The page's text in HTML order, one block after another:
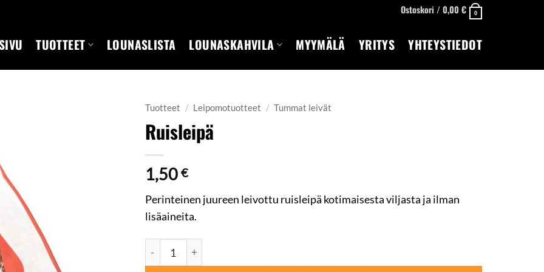
Ostoskori /0,00 € 0
TUOTTEET LOUNASLISTA LOUNASKAHVILA MYYMÄLÄ YRITYS YHTEYSTIEDOT
Tuotteet / Leipomotuotteet / Tummat leivät
Ruisleipä
1,50 €
Perinteinen juureen leivottu ruisleipä kotimaisesta viljasta ja ilman
lisäaineita.